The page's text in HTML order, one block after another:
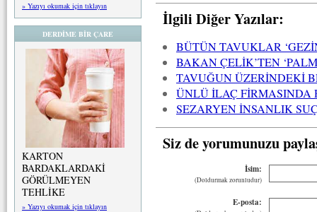
» Yazıyı okumak için tıklayın
DERDİME BİR ÇARE
KARTON
BARDAKLARDAKİ
GÖRÜLMEYEN
TEHLİKE
» Yazıyı okumak için tıklayın
İlgili Diğer Yazılar:
BÜTÜN TAVUKLAR
BAKAN ÇELİK’TEN
TAVUĞUN ÜZERİNDEKİ
ÜNLÜ İLAÇ FİRMASINDA
SEZARYEN İNSANLIK
Siz de yorumunuzu
İsim:
(Doldurmak zorunludur)
E-posta: